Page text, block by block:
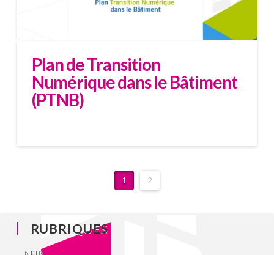
Plan de Transition
Numérique dans le Bâtiment
(PTNB)
1 2
RUBRIQUES